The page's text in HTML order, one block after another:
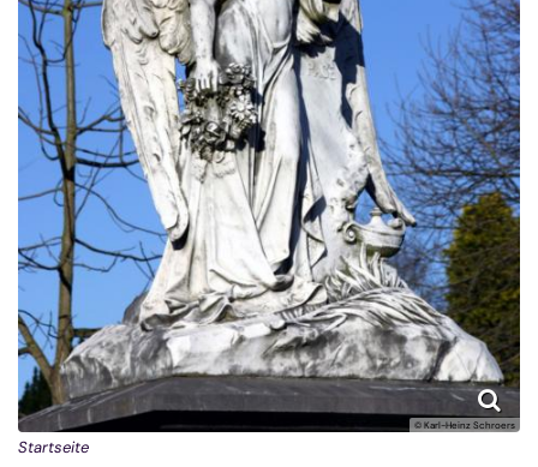
© Karl-Heinz Schroers
Startseite